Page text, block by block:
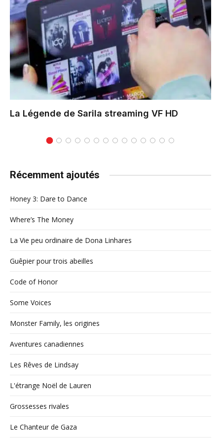
La Légende de Sarila streaming VF HD
Récemment ajoutés
Honey 3: Dare to Dance
Where’s The Money
La Vie peu ordinaire de Dona Linhares
Guêpier pour trois abeilles
Code of Honor
Some Voices
Monster Family, les origines
Aventures canadiennes
Les Rêves de Lindsay
L'étrange Noël de Lauren
Grossesses rivales
Le Chanteur de Gaza